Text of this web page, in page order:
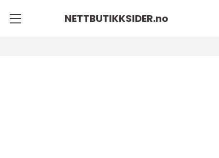
NETTBUTIKKSIDER.no